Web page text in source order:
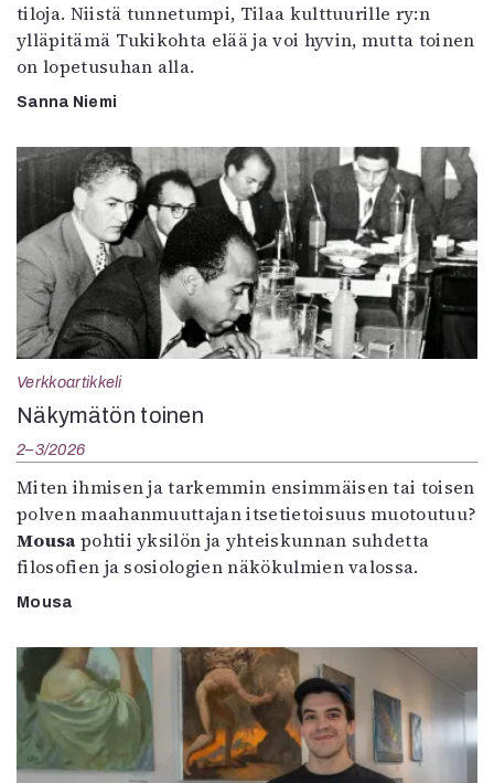
tiloja. Niistä tunnetumpi, Tilaa kulttuurille ry:n
ylläpitämä Tukikohta elää ja voi hyvin, mutta toinen
on lopetusuhan alla.
Sanna Niemi
Verkkoartikkeli
Näkymätön toinen
2–3/2026
Miten ihmisen ja tarkemmin ensimmäisen tai toisen
polven maahanmuuttajan itsetietoisuus muotoutuu?
Mousa pohtii yksilön ja yhteiskunnan suhdetta
filosofien ja sosiologien näkökulmien valossa.
Mousa